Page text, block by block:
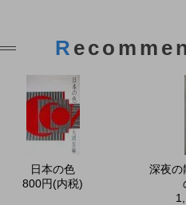
R
日本の色
800円(内税)
深夜